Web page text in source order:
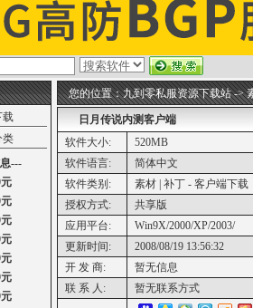
载
类
---
您的位置：九到零私服资源下载站->
日月传说内测客户端
软件大小:
520MB
软件语言:
简体中文
软件类别:
素材 | 补丁 - 客户端下载
授权方式:
共享版
应用平台:
Win9X/2000/XP/2003/
更新时间:
2008/08/19 13:56:32
开 发 商:
暂无信息
联 系 人:
暂无联系方式